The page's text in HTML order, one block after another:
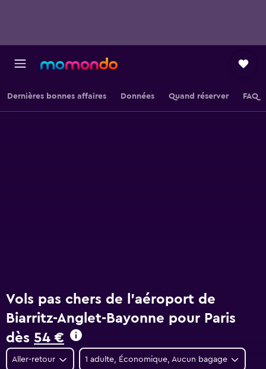
Dernières bonnes affaires Données Quand réserver FAQ
Vols pas chers de l'aéroport de
Biarritz-Anglet-Bayonne pour Paris
dès 54 €
Aller-retour 1 adulte, Économique, Aucun bagage